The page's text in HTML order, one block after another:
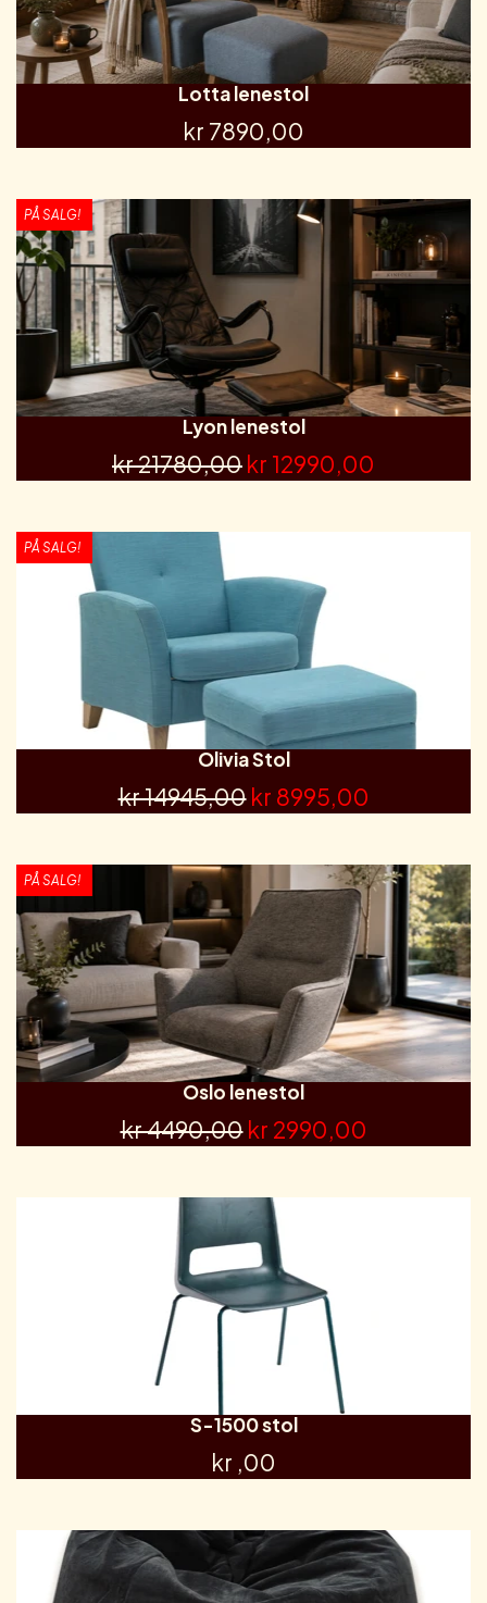
Lotta lenestol
kr 7890,00
PÅ SALG!
Lyon lenestol
kr 21780,00kr 12990,00
PÅ SALG!
Olivia Stol
kr 14945,00 kr 8995,00
PÅ SALG!
Oslo lenestol
kr 4490,00 kr 2990,00
S-1500 stol
kr ,00